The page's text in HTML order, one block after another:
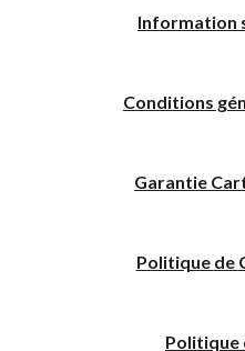
Information
Conditions
Garantie
Politique de
Politique